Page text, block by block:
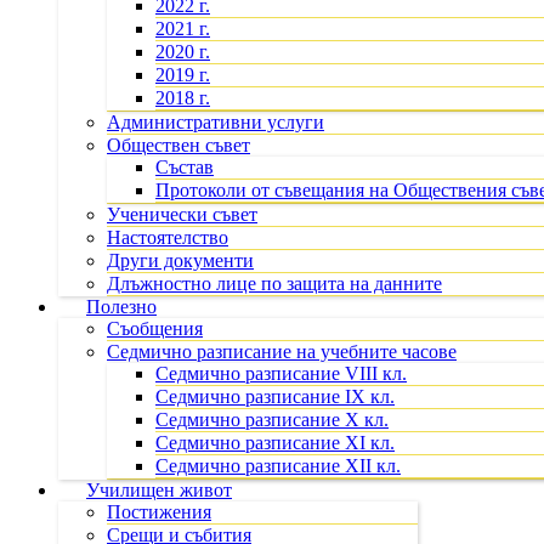
2022 г.
2021 г.
2020 г.
2019 г.
2018 г.
Административни услуги
Обществен съвет
Състав
Протоколи от съвещания на Обществения
Ученически съвет
Настоятелство
Други документи
Длъжностно лице по защита на данните
Полезно
Съобщения
Седмично разписание на учебните часове
Седмично разписание VIII кл.
Седмично разписание IX кл.
Седмично разписание X кл.
Седмично разписание XI кл.
Седмично разписание XII кл.
Училищен живот
Постижения
Срещи и събития